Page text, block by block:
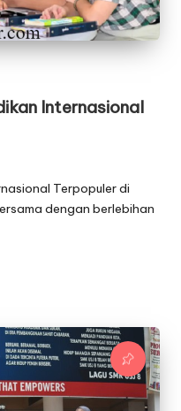
Internasional
Terpopuler di
dengan berlebihan